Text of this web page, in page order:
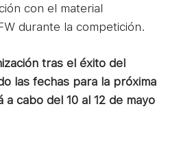
con el material
durante la competición.
tras el éxito del
las fechas para la próxima
a cabo del 10 al 12 de mayo